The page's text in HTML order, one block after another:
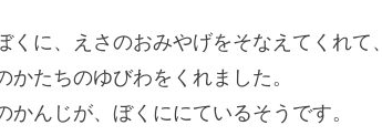
くに、えさのおみやげをそなえてくれて、
かたちのゆびわをくれました。
んじが、ぼくににているそうです。